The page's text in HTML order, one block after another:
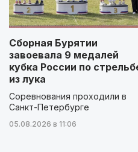
Сборная Бурятии
завоевала 9 медалей
кубка России по
из лука
Соревнования проходили в
Санкт-Петербурге
05.08.2026 в 11:06